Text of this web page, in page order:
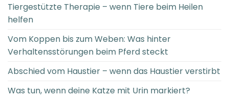
Tiergestützte Therapie – wenn Tiere beim Heilen
helfen
Vom Koppen bis zum Weben: Was hinter
Verhaltensstörungen beim Pferd steckt
Abschied vom Haustier – wenn das Haustier verstirbt
Was tun, wenn deine Katze mit Urin markiert?